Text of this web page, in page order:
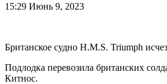
15:29 Июнь 9, 2023
Британское судно H.M.S. Triumph
Подлодка перевозила британских
Китнос.